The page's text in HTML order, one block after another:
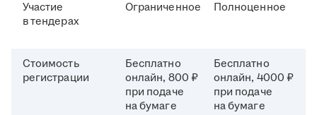
Участие
в тендерах
Ограниченное Полноценное
Стоимость
регистрации
Бесплатно
онлайн, 800 ₽
при подаче
на бумаге
Бесплатно
онлайн, 4000 ₽
при подаче
на бумаге